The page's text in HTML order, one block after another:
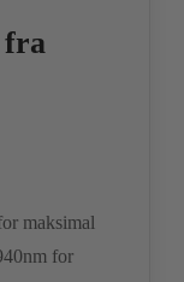
fra
maksimal
for